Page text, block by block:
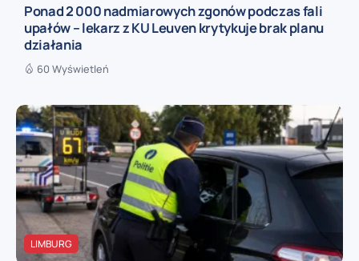
Ponad 2 000 nadmiarowych zgonów podczas fali
upałów – lekarz z KU Leuven krytykuje brak planu
działania
60 Wyświetleń
LIMBURG